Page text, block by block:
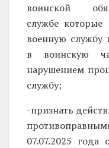
воинской
службе
военную службу
в воинскую
нарушением
службу;
-признать
07.07.2025